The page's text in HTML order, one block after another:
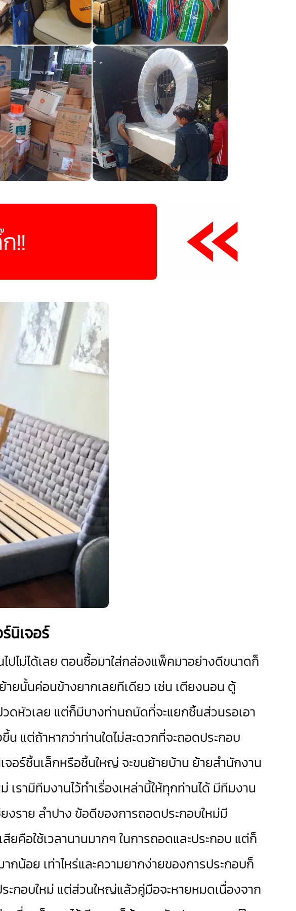
!!
นิเจอร์
ไม่ได้เลย ตอนซื้อมาใส่กล่องแพ็คมาอย่างดีขนาดก็
ยนั้นค่อนข้างยากเลยทีเดียว เช่น เตียงนอน ตู้
ดหัวเลย แต่ก็มีบางท่านถนัดที่จะแยกชิ้นส่วนรอเอา
น แต่ถ้าหากว่าท่านใดไม่สะดวกที่จะถอดประกอบ
จอร์ชิ้นเล็กหรือชิ้นใหญ่ จะขนย้ายบ้าน ย้ายสำนักงาน
รามีทีมงานไว้ทำเรื่องเหล่านี้ให้ทุกท่านได้ มีทีมงาน
ราย ลำปาง ข้อดีของการถอดประกอบใหม่มี
คือใช้เวลานานมากๆ ในการถอดและประกอบ แต่ก็
น้อย เท่าไหร่และความยากง่ายของการประกอบก็
ะกอบใหม่ แต่ส่วนใหญ่แล้วคู่มือจะหายหมดเนื่องจาก